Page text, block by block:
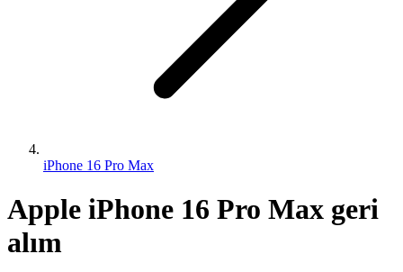
iPhone 16 Pro Max
Apple iPhone 16 Pro Max geri
alım